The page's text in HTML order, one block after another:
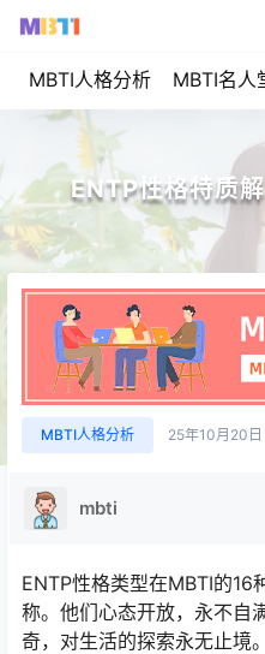
MBTI人格分析 MBTI名人
ENTP性格特质
MBTI人格分析 25年10月20日
mbti
ENTP性格类型在MBTI的16
称。他们心态开放，永不自
奇，对生活的探索永无止境。